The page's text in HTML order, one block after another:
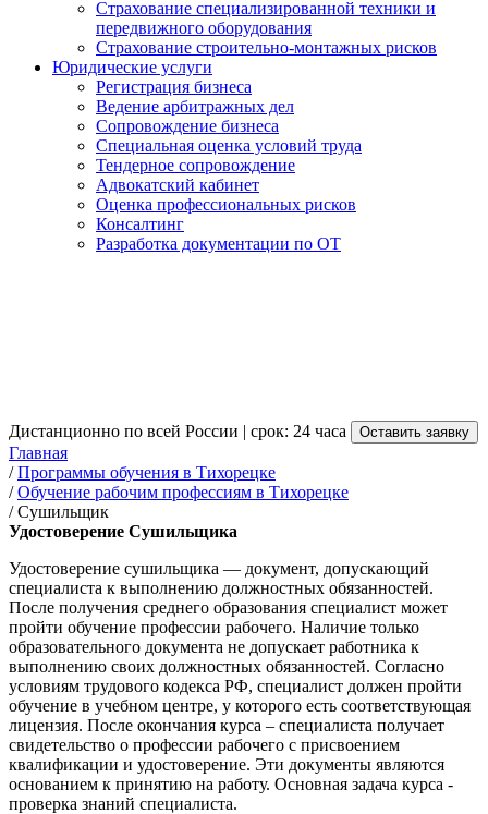
Страхование специализированной техники и
передвижного оборудования
Страхование строительно-монтажных рисков
Юридические услуги
Регистрация бизнеса
Ведение арбитражных дел
Сопровождение бизнеса
Специальная оценка условий труда
Тендерное сопровождение
Адвокатский кабинет
Оценка профессиональных рисков
Консалтинг
Разработка документации по ОТ
Дистанционно по всей России | срок: 24 часа Оставить заявку
Главная
/Программы обучения в Тихорецке
/Обучение рабочим профессиям в Тихорецке
/Сушильщик
Удостоверение Сушильщика
Удостоверение сушильщика — документ, допускающий
специалиста к выполнению должностных обязанностей.
После получения среднего образования специалист может
пройти обучение профессии рабочего. Наличие только
образовательного документа не допускает работника к
выполнению своих должностных обязанностей. Согласно
условиям трудового кодекса РФ, специалист должен пройти
обучение в учебном центре, у которого есть соответствующая
лицензия. После окончания курса – специалиста получает
свидетельство о профессии рабочего с присвоением
квалификации и удостоверение. Эти документы являются
основанием к принятию на работу. Основная задача курса -
проверка знаний специалиста.